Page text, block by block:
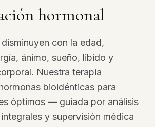
hormonal
con la edad,
ánimo, sueño, libido y
Nuestra terapia
bioidénticas para
óptimos — guiada por análisis
y supervisión médica